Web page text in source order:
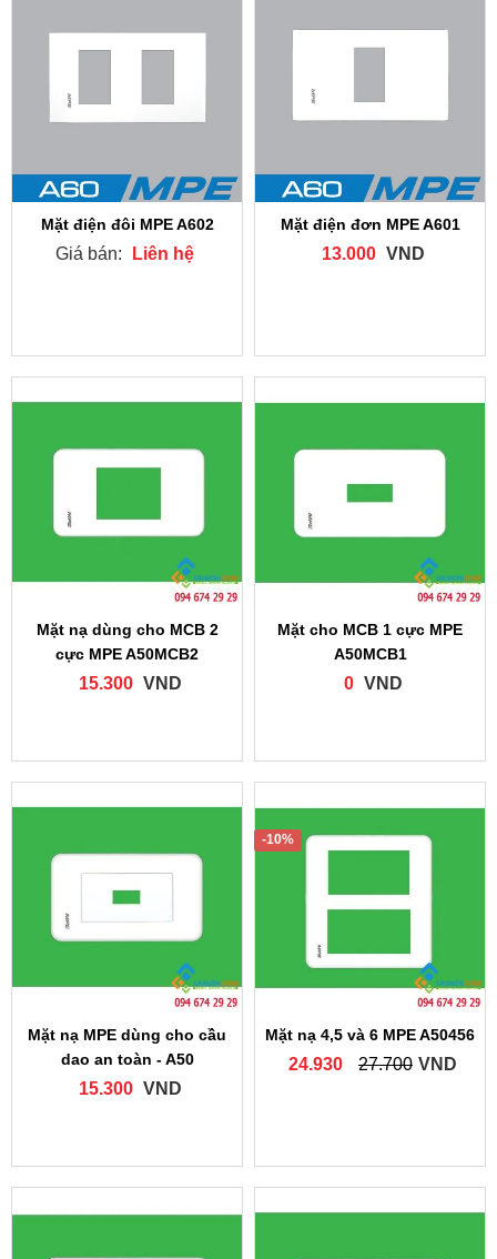
Mặt điện đôi MPE A602
Giá bán: Liên hệ
Mặt điện đơn MPE A601
13.000 VND
Mặt nạ dùng cho MCB 2
cực MPE A50MCB2
15.300 VND
Mặt cho MCB 1 cực MPE
A50MCB1
0 VND
Mặt nạ MPE dùng cho cầu
dao an toàn - A50
15.300 VND
-10%
Mặt nạ 4,5 và 6 MPE A50456
24.930 27.700 VND